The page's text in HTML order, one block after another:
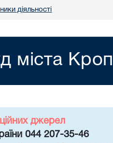
діяльності
міста
джерел
044 207-35-46